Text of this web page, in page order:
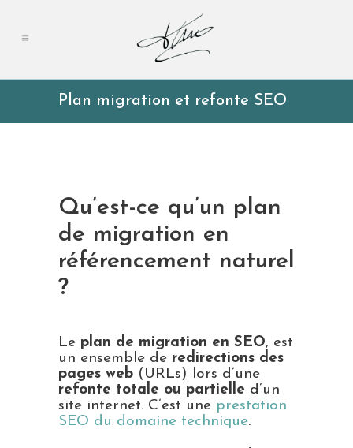
Plan migration et refonte SEO
Qu’est-ce qu’un plan
de migration en
référencement naturel
?
Le plan de migration en SEO, est
un ensemble de redirections des
pages web (URLs) lors d’une
refonte totale ou partielle d’un
site internet. C’est une prestation
SEO du domaine technique.